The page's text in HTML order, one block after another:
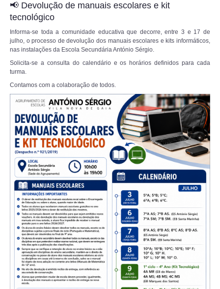
📢 Devolução de manuais escolares e kit
tecnológico
Informa-se toda a comunidade educativa que decorre, entre 3 e 17 de
julho, o processo de devolução dos manuais escolares e kits informáticos,
nas instalações da Escola Secundária António Sérgio.
Solicita-se a consulta do calendário e os horários definidos para cada
turma.
Contamos com a colaboração de todos.